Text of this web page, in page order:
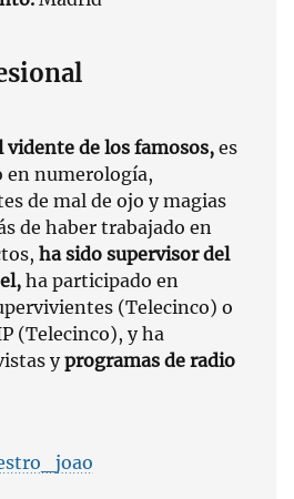
vidente de los famosos, es
numerología,
de mal de ojo y magias
de haber trabajado en
ha sido supervisor del
ha participado en
(Telecinco) o
(Telecinco), y ha
yprogramas de radio